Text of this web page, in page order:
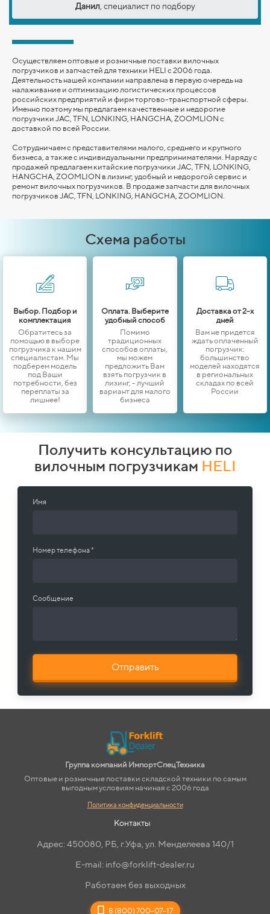
Данил, специалист по подбору
Осуществляем оптовые и розничные поставки вилочных
погрузчиков и запчастей для техники HELI с 2006 года.
Деятельность нашей компании направлена в первую очередь на
налаживание и оптимизацию логистических процессов
российских предприятий и фирм торгово-транспортной сферы.
Именно поэтому мы предлагаем качественные и недорогие
погрузчики JAC, TFN, LONKING, HANGCHA, ZOOMLION с
доставкой по всей России.
Сотрудничаем с представителями малого, среднего и крупного
бизнеса, а также с индивидуальными предпринимателями. Наряду с
продажей предлагаем китайские погрузчики JAC, TFN, LONKING,
HANGCHA, ZOOMLION в лизинг, удобный и недорогой сервис и
ремонт вилочных погрузчиков. В продаже запчасти для вилочных
погрузчиков JAC, TFN, LONKING, HANGCHA, ZOOMLION
Схема работы
Выбор. Подбор и
комплектация
Обратитесь за
помощью в выборе
погрузчика к нашим
специалистам. Мы
подберем модель
под Ваши
потребности, без
переплаты за
лишнее!
Оплата. Выберите
удобный способ
Помимо
традиционных
способов оплаты,
мы можем
предложить Вам
взять погрузчик в
лизинг, - лучший
вариант для малого
бизнеса
Доставка от 2-х
дней
Вам не придется
ждать оплаченный
погрузчик:
большинство
моделей находятся
в региональных
складах по всей
России
Получить консультацию по
вилочным погрузчикам HELI
Имя
Номер телефона *
Сообщение
Отправить
Группа компаний ИмпортСпецТехника
Оптовые и розничные поставки складской техники по самым
выгодным условиям начиная с 2006 года
Политика конфиденциальности
Контакты
Адрес: 450080, РБ, г.Уфа, ул. Менделеева 140/1
E-mail: info@forklift-dealer.ru
Работаем без выходных
8 (800) 700-07-17